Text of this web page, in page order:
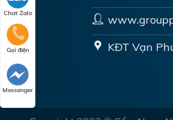
KĐT Vạn
Chat Zalo
Gọi điện
Messenger